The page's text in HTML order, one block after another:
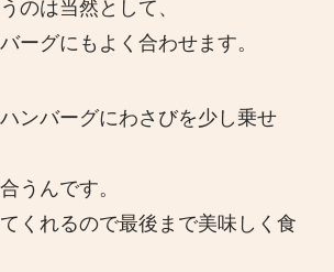
のは当然として、
ーグにもよく合わせます。
ンバーグにわさびを少し乗せ
うんです。
くれるので最後まで美味しく食